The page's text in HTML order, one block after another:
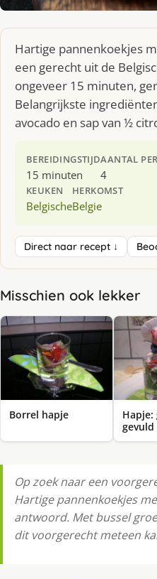
Hartige pannenkoekjes
een gerecht uit de
ongeveer 15 minuten,
Belangrijkste
avocado en sap van ½
BEREIDINGSTIJD
15 minuten
AANTAL
4
KEUKEN
Belgische
HERKOMST
Belgie
Direct naar recept ↓
Misschien ook lekker
Borrel hapje
Hapje:
gevuld
Op zoek naar een
Hartige pannenkoekjes
antwoord. Met bussel
dit voorgerecht meteen